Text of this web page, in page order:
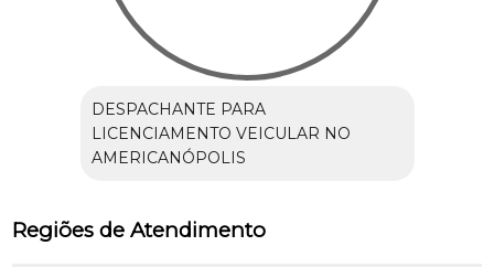
DESPACHANTE PARA
LICENCIAMENTO VEICULAR NO
AMERICANÓPOLIS
Regiões de Atendimento